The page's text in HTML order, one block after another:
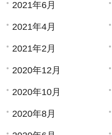
2021年6月
2021年4月
2021年2月
2020年12月
2020年10月
2020年8月